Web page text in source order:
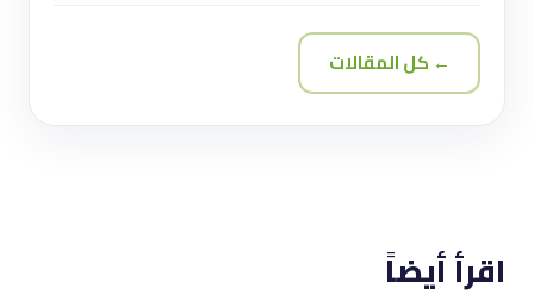
← كل المقالات
اقرأ أيضاً